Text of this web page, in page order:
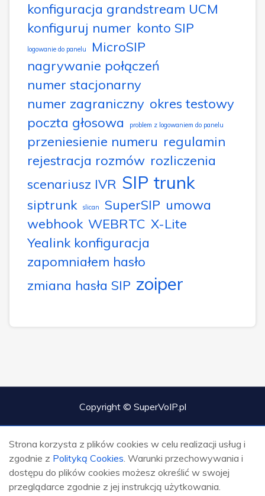
konfiguracja grandstream UCM
konfiguruj numer konto SIP
logowanie do panelu
MicroSIP
nagrywanie połączeń
numer stacjonarny
numer zagraniczny okres testowy
poczta głosowa
problem z logowaniem do panelu
przeniesienie numeru regulamin
rejestracja rozmów rozliczenia
scenariusz IVR SIP trunk
siptrunk slican SuperSIP umowa
webhook WEBRTC X-Lite
Yealink konfiguracja
zapomniałem hasło
zmiana hasła SIP zoiper
Copyright © SuperVoIP.pl
Strona korzysta z plików cookies w celu realizacji usług i
zgodnie z Polityką Cookies. Warunki przechowywania i
dostępu do plików cookies możesz określić w swojej
przeglądarce zgodnie z jej instrukcją użytkowania.